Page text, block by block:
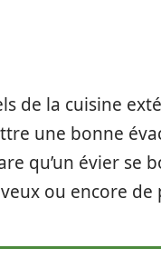
de la cuisine
une bonne
qu’un évier se
ou encore de